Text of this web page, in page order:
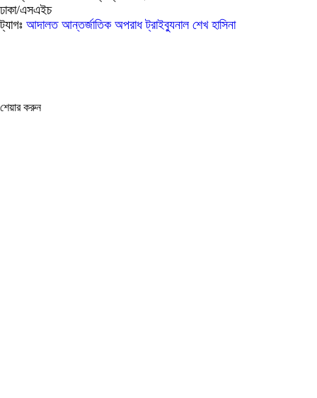
ঢাকা/এসএইচ
ট্যাগঃ আদালত আন্তর্জাতিক অপরাধ ট্রাইব্যুনাল শেখ হাসিনা
শেয়ার করুন